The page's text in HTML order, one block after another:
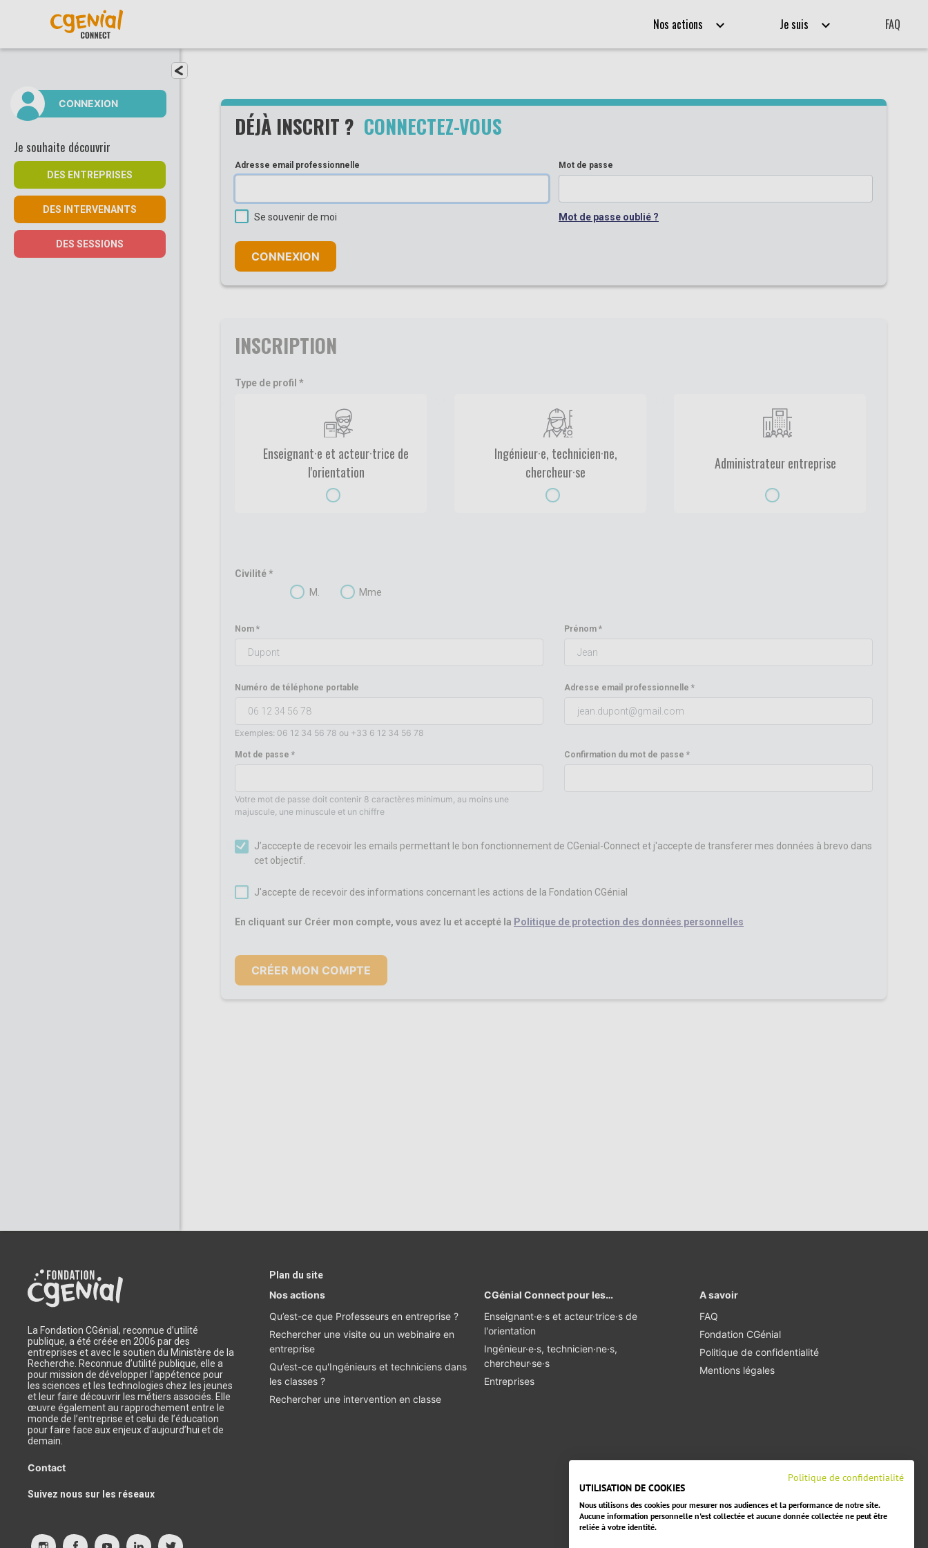
Nos actions Je suis FAQ
Fermer le menu
CONNEXION
Je souhaite découvrir
DES ENTREPRISES
DES INTERVENANTS
DES SESSIONS
DÉJÀ INSCRIT ? CONNECTEZ-VOUS
Adresse email professionnelle
Se souvenir de moi
Mot de passe
Mot de passe oublié ?
INSCRIPTION
Type de profil
Enseignant·e et acteur·trice de
l'orientation
Ingénieur·e, technicien·ne,
chercheur·se
Administrateur entreprise
Civilité
M.
Mme
Nom Prénom
Numéro de téléphone portable
Exemples: 06 12 34 56 78 ou +33 6 12 34 56 78
Adresse email professionnelle
Mot de passe
Votre mot de passe doit contenir 8 caractères minimum, au moins une
majuscule, une minuscule et un chiffre
Confirmation du mot de passe
J’acccepte de recevoir les emails permettant le bon fonctionnement de CGenial-Connect et j'accepte de transferer mes données à brevo dans
cet objectif.
J'accepte de recevoir des informations concernant les actions de la Fondation CGénial
En cliquant sur Créer mon compte, vous avez lu et accepté la Politique de protection des données personnelles
La Fondation CGénial, reconnue d’utilité
publique, a été créée en 2006 par des
entreprises et avec le soutien du Ministère de la
Recherche. Reconnue d’utilité publique, elle a
pour mission de développer l'appétence pour
les sciences et les technologies chez les jeunes
et leur faire découvrir les métiers associés. Elle
œuvre également au rapprochement entre le
monde de l’entreprise et celui de l’éducation
pour faire face aux enjeux d’aujourd’hui et de
demain.
Contact
Suivez nous sur les réseaux
Plan du site
Nos actions
Qu’est-ce que Professeurs en entreprise ?
Rechercher une visite ou un webinaire en
entreprise
Qu’est-ce qu'Ingénieurs et techniciens dans
les classes ?
Rechercher une intervention en classe
CGénial Connect pour les…
Enseignant·e·s et acteur·trice·s de
l'orientation
Ingénieur·e·s, technicien·ne·s,
chercheur·se·s
Entreprises
A savoir
FAQ
Fondation CGénial
Politique de confidentialité
Mentions légales
Politique de confidentialité
UTILISATION DE COOKIES
Nous utilisons des cookies pour mesurer nos audiences et la performance de notre site.
Aucune information personnelle n'est collectée et aucune donnée collectée ne peut être
reliée à votre identité.